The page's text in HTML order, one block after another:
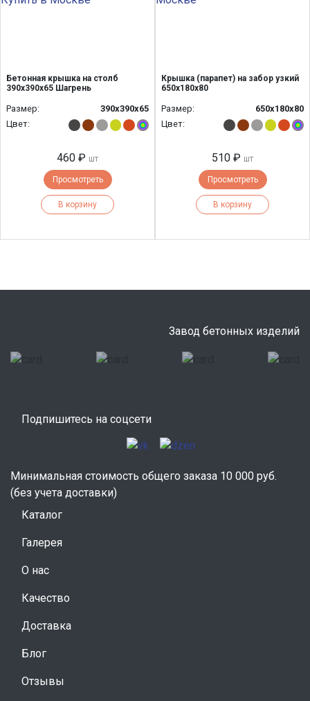
Бетонная крышка на столб
390х390х65 Шагрень
Размер:
390х390х65
Цвет:
460 ₽ шт
Просмотреть
В корзину
Крышка (парапет) на забор узкий
650х180х80
Размер:
650х180х80
Цвет:
510 ₽ шт
Просмотреть
В корзину
Завод бетонных изделий
Подпишитесь на соцсети
Минимальная стоимость общего заказа 10 000 руб.
(без учета доставки)
Каталог
Галерея
О нас
Качество
Доставка
Блог
Отзывы